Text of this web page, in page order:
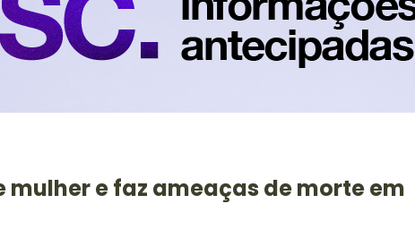
mulher e faz ameaças de morte em